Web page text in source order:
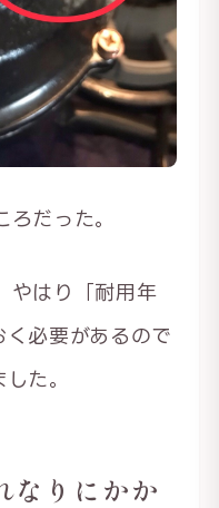
だった。
やはり「耐用年
く必要があるので
た。
なりにかか